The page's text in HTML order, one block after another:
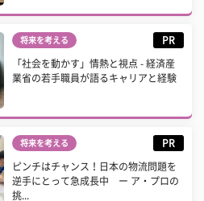
将来を考える PR
「社会を動かす」情熱と視点 - 経済産
業省の若手職員が語るキャリアと経験
将来を考える PR
ピンチはチャンス！日本の物流問題を
逆手にとって急成長中 ー ア・プロの
挑...